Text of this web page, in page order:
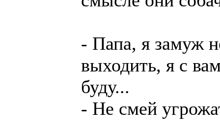
- Папа, я замуж
выходить, я с
буду...
- Не смей